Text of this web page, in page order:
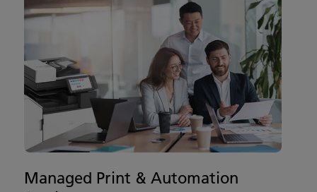
Managed Print & Automation